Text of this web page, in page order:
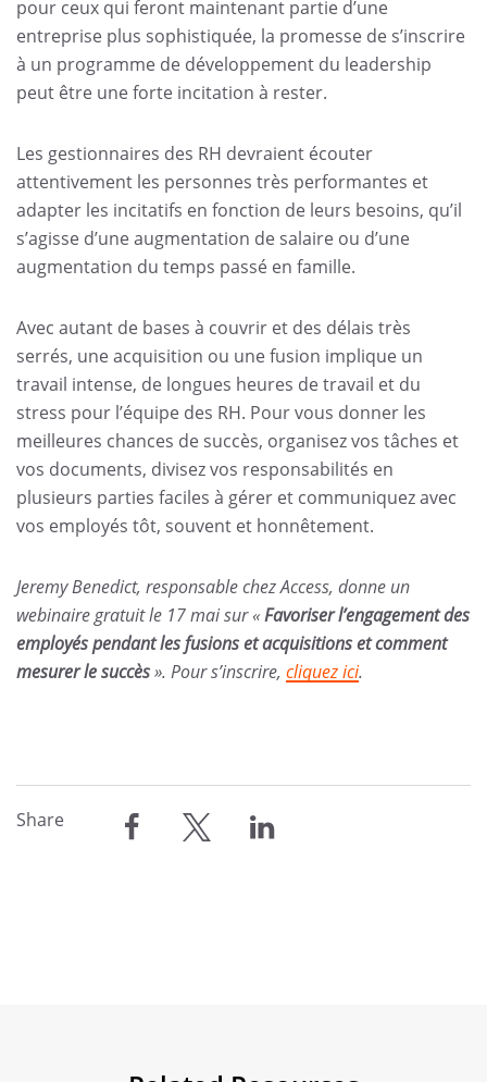
Share
pour ceux qui feront maintenant partie d’une
entreprise plus sophistiquée, la promesse de s’inscrire
à un programme de développement du leadership
peut être une forte incitation à rester.
Les gestionnaires des RH devraient écouter
attentivement les personnes très performantes et
adapter les incitatifs en fonction de leurs besoins, qu’il
s’agisse d’une augmentation de salaire ou d’une
augmentation du temps passé en famille.
Avec autant de bases à couvrir et des délais très
serrés, une acquisition ou une fusion implique un
travail intense, de longues heures de travail et du
stress pour l’équipe des RH. Pour vous donner les
meilleures chances de succès, organisez vos tâches et
vos documents, divisez vos responsabilités en
plusieurs parties faciles à gérer et communiquez avec
vos employés tôt, souvent et honnêtement.
Jeremy Benedict, responsable chez Access, donne un
webinaire gratuit le 17 mai sur «Favoriser l’engagement des
employés pendant les fusions et acquisitions et comment
mesurer le succès». Pour s’inscrire, cliquez ici.